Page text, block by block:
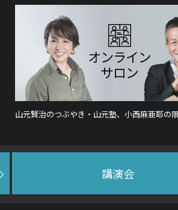
山元賢治のつぶやき・山元塾、小西麻亜耶の
講演会